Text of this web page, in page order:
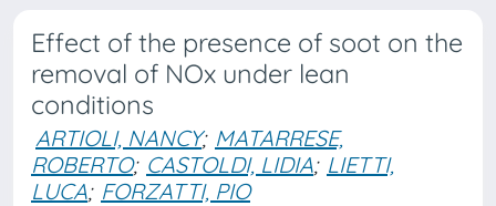
Effect of the presence of soot on the
removal of NOx under lean
conditions
ARTIOLI, NANCY; MATARRESE,
ROBERTO; CASTOLDI, LIDIA; LIETTI,
LUCA; FORZATTI, PIO